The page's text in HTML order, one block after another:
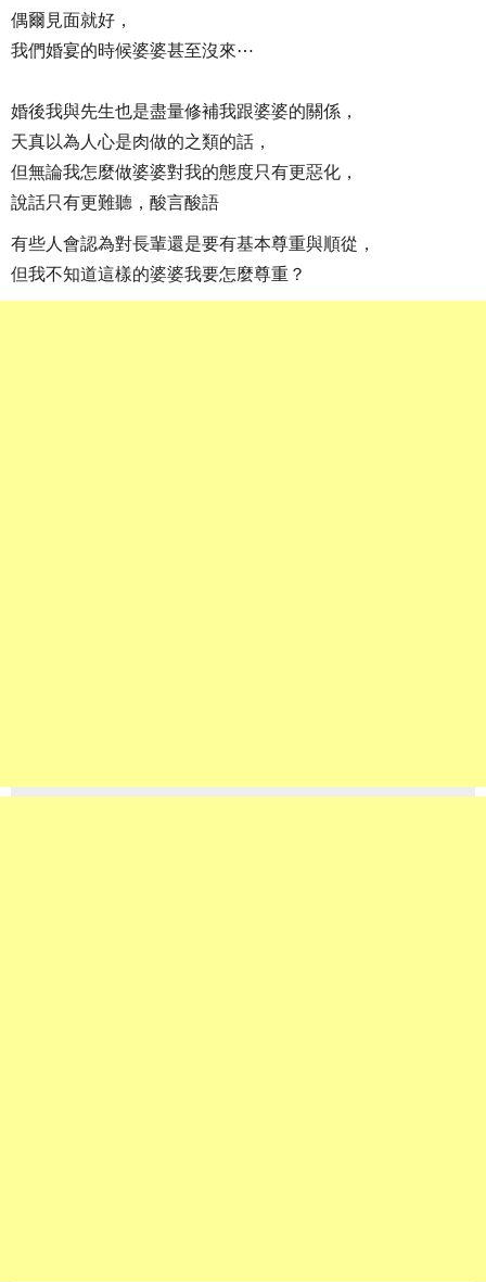
偶爾見面就好，
我們婚宴的時候婆婆甚至沒來⋯
婚後我與先生也是盡量修補我跟婆婆的關係，
天真以為人心是肉做的之類的話，
但無論我怎麼做婆婆對我的態度只有更惡化，
說話只有更難聽，酸言酸語
有些人會認為對長輩還是要有基本尊重與順從，
但我不知道這樣的婆婆我要怎麼尊重？